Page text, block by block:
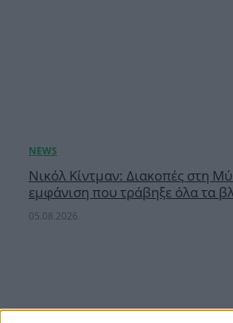
Νικόλ Κίντμαν: Διακοπές στη
εμφάνιση που τράβηξε όλα τα
05.08.2026